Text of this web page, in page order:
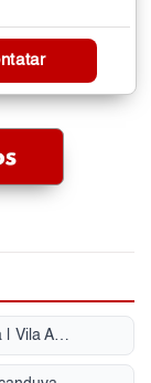
Sobrado com ar condicionado para Venda | Vila Aricanduva